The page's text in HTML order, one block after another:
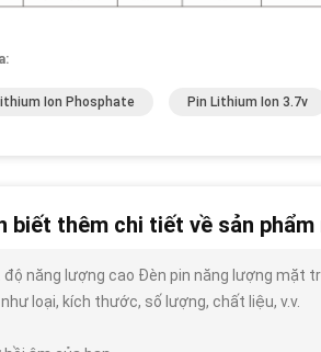
Ion Phosphate Pin Lithium Ion 3.7v
biết thêm chi tiết về sản phẩm
năng lượng cao Đèn pin năng lượng mặt
loại, kích thước, số lượng, chất liệu, v.v.